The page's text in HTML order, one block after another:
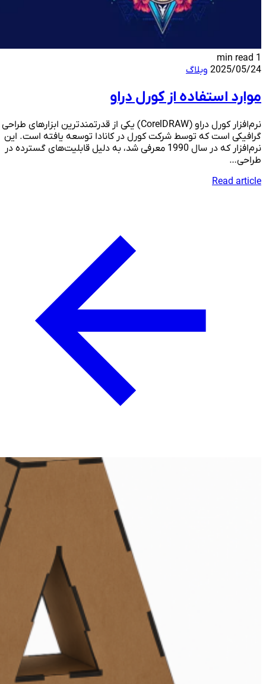
2025/05/24 وبلاگ
موارد استفاده از کورل دراو
نرم‌افزار کورل دراو (CorelDRAW) یکی از قدرتمندترین ابزارهای طراحی
گرافیکی است که توسط شرکت کورل در کانادا توسعه یافته است. این
نرم‌افزار که در سال 1990 معرفی شد، به دلیل قابلیت‌های گسترده در
طراحی…
Read article